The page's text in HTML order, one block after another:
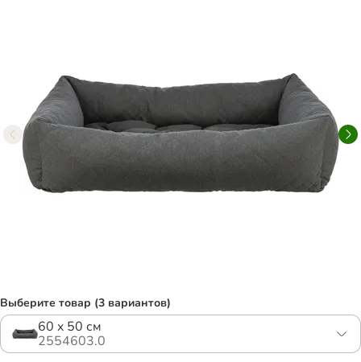
Выберите товар (3 вариантов)
60 x 50 см
2554603.0